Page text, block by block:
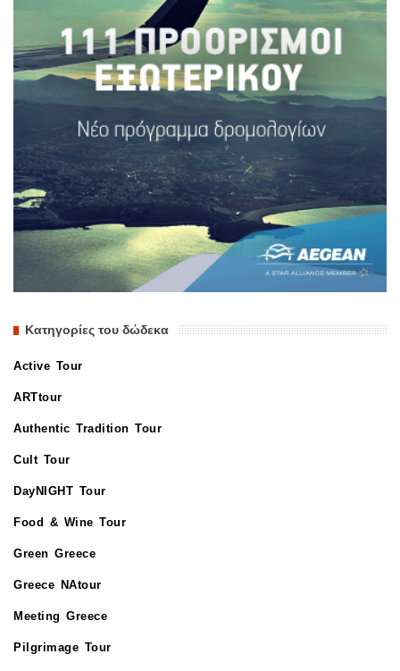
Κατηγορίες του δώδεκα
Active Tour
ARTtour
Authentic Tradition Tour
Cult Tour
DayNIGHT Tour
Food & Wine Tour
Green Greece
Greece NAtour
Meeting Greece
Pilgrimage Tour